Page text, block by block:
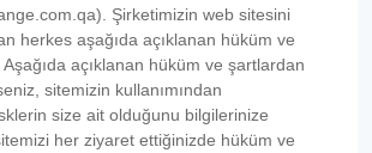
Şirketimizin web sitesini
herkes aşağıda açıklanan hüküm ve
açıklanan hüküm ve şartlardan
sitemizin kullanımından
size ait olduğunu bilgilerinize
her ziyaret ettiğinizde hüküm ve